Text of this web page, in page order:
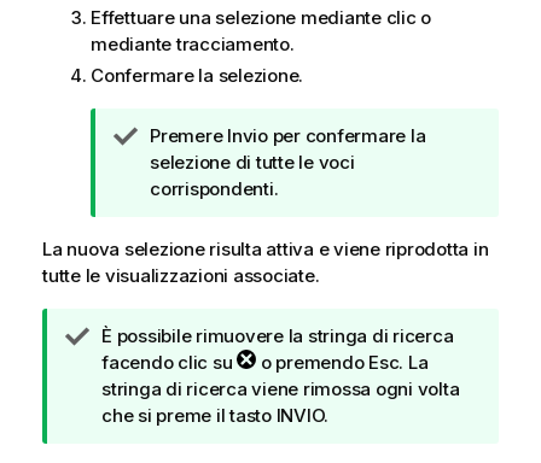
Effettuare una selezione mediante clic o
mediante tracciamento.
Confermare la selezione.
N
o
t
d
i
g
g
e
r
Premere Invio per confermare la
selezione di tutte le voci
corrispondenti.
La nuova selezione risulta attiva e viene riprodotta in
tutte le visualizzazioni associate.
N
o
t
a
È possibile rimuovere la stringa di ricerca
facendo clic su
o premendo Esc. La
stringa di ricerca viene rimossa ogni volta
che si preme il tasto INVIO.